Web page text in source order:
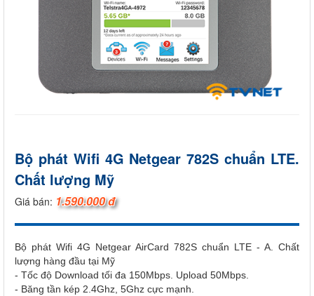
Bộ phát Wifi 4G Netgear 782S chuẩn LTE.
Chất lượng Mỹ
Giá bán: 1.590.000 đ
Bộ phát Wifi 4G Netgear AirCard 782S chuẩn LTE - A. Chất
lượng hàng đầu tại Mỹ
- Tốc độ Download tối đa 150Mbps. Upload 50Mbps.
- Băng tần kép 2.4Ghz, 5Ghz cực mạnh.